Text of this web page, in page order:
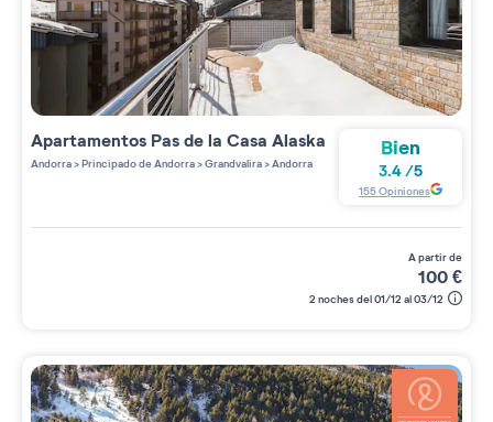
Apartamentos Pas de la Casa Alaska
Andorra>Principado de Andorra>Grandvalira>Andorra
Bien
3.4 /5
155Opiniones
a partir de
100€
2 noches del 01/12 al 03/12